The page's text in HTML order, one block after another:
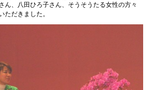
ん、八田ひろ子さん、そうそうたる女性の方々
ただきました。